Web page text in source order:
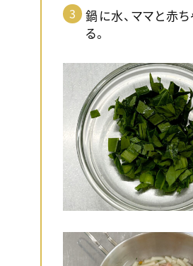
鍋に水、ママと赤
る。